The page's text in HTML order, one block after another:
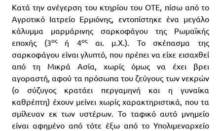
Κατά την ανέγερση του κτηρίου του ΟΤΕ, πίσω από το
Αγροτικό Ιατρείο Ερμιόνης, εντοπίστηκε ένα μεγάλο
κάλυμμα μαρμάρινης σαρκοφάγου της Ρωμαϊκής
εποχής (3οςή 4οςαι. μ.Χ.). Το σκέπασμα της
σαρκοφάγου είναι γλυπτό, που πρέπει να είχε εισαχθεί
από τη Μικρά Ασία, χωρίς όμως να έχει βρει
αγοραστή, αφού τα πρόσωπα του ζεύγους των νεκρών
(ο σύζυγος κρατάει περγαμηνή και η γυναίκα
καθρέπτη) έχουν μείνει χωρίς χαρακτηριστικά, που τα
σμίλευαν εκ των υστέρων. Το ταφικό αυτό μνημείο
είναι αφημένο από τότε έξω από το Υπολιμεναρχείο